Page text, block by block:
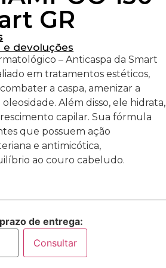
GR
e devoluções
– Anticaspa da Smart
em tratamentos estéticos,
a caspa, amenizar a
Além disso, ele hidrata,
capilar. Sua fórmula
que possuem ação
e antimicótica,
ao couro cabeludo.
de entrega:
Consultar